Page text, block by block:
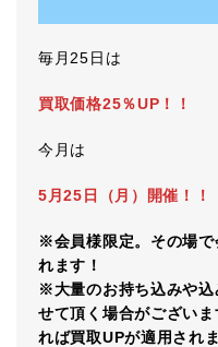
毎月25日は
買取価格25％UP！！
今月は
5月25日（月）開催！！
※会員様限定。その場で
れます！
※大量のお持ち込みや込
せて頂く場合がござい
れば買取UPが適用されま